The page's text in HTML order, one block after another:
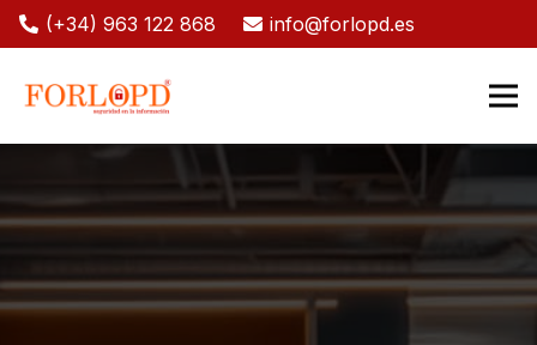
(+34) 963 122 868 info@forlopd.es